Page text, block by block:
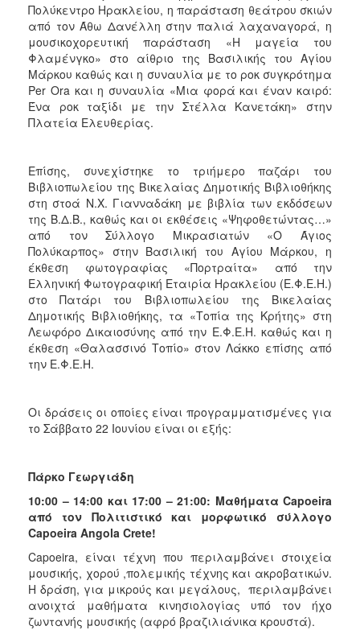
Πολύκεντρο Ηρακλείου, η παράσταση θεάτρου σκιών
από τον Άθω Δανέλλη στην παλιά λαχαναγορά, η
μουσικοχορευτική παράσταση «Η μαγεία του
Φλαμένγκο» στο αίθριο της Βασιλικής του Αγίου
Μάρκου καθώς και η συναυλία με το ροκ συγκρότημα
Per Ora και η συναυλία «Μια φορά και έναν καιρό:
Ένα ροκ ταξίδι με την Στέλλα Κανετάκη» στην
Πλατεία Ελευθερίας.
Επίσης, συνεχίστηκε το τριήμερο παζάρι του
Βιβλιοπωλείου της Βικελαίας Δημοτικής Βιβλιοθήκης
στη στοά Ν.Χ. Γιανναδάκη με βιβλία των εκδόσεων
της Β.Δ.Β., καθώς και οι εκθέσεις «Ψηφοθετώντας…»
από τον Σύλλογο Μικρασιατών «Ο Άγιος
Πολύκαρπος» στην Βασιλική του Αγίου Μάρκου, η
έκθεση φωτογραφίας «Πορτραίτα» από την
Ελληνική Φωτογραφική Εταιρία Ηρακλείου (Ε.Φ.Ε.Η.)
στο Πατάρι του Βιβλιοπωλείου της Βικελαίας
Δημοτικής Βιβλιοθήκης, τα «Τοπία της Κρήτης» στη
Λεωφόρο Δικαιοσύνης από την Ε.Φ.Ε.Η. καθώς και η
έκθεση «Θαλασσινό Τοπίο» στον Λάκκο επίσης από
την Ε.Φ.Ε.Η.
Οι δράσεις οι οποίες είναι προγραμματισμένες για
το Σάββατο 22 Ιουνίου είναι οι εξής:
Πάρκο Γεωργιάδη
10:00 – 14:00 και 17:00 – 21:00: Μαθήματα Capoeira
από τον Πολιτιστικό και μορφωτικό σύλλογο
Capoeira Angola Crete!
Capoeira, είναι τέχνη που περιλαμβάνει στοιχεία
μουσικής, χορού ,πολεμικής τέχνης και ακροβατικών.
Η δράση, για μικρούς και μεγάλους, περιλαμβάνει
ανοιχτά μαθήματα κινησιολογίας υπό τον ήχο
ζωντανής μουσικής (αφρό βραζιλιάνικα κρουστά).